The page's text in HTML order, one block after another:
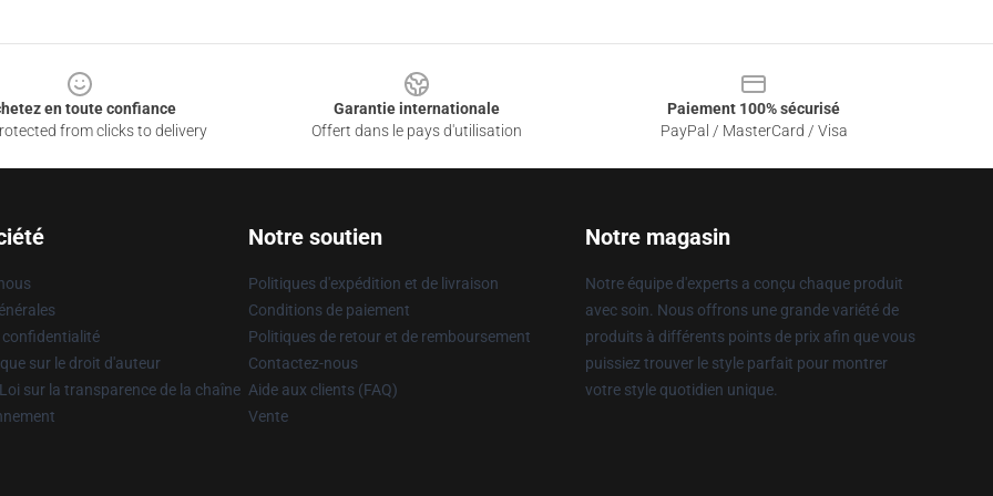
en toute confiance
from clicks to delivery
Garantie internationale
Offert dans le pays d'utilisation
Paiement 100% sécurisé
PayPal / MasterCard / Visa
confidentialité
sur le droit d'auteur
sur la transparence de la chaîne
Notre soutien
Politiques d'expédition et de livraison
Conditions de paiement
Politiques de retour et de remboursement
Contactez-nous
Aide aux clients (FAQ)
Vente
Notre magasin
Notre équipe d'experts a conçu chaque produit
avec soin. Nous offrons une grande variété de
produits à différents points de prix afin que vous
puissiez trouver le style parfait pour montrer
votre style quotidien unique.